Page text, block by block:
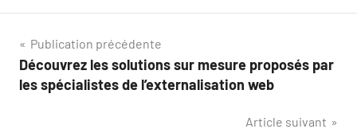
Navigation
de
Publication précédente
Découvrez les solutions sur mesure proposés par
les spécialistes de l’externalisation web
Article suivant